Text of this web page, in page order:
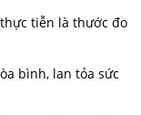
tiễn là thước đo
bình, lan tỏa sức